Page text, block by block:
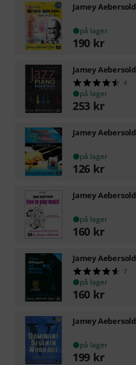
Jamey Aebersold
på lager
190 kr
Jamey Aebersold
4
på lager
253 kr
Jamey Aebersold
på lager
126 kr
Jamey Aebersold
på lager
160 kr
Jamey Aebersold
7
på lager
160 kr
Jamey Aebersold
på lager
199 kr